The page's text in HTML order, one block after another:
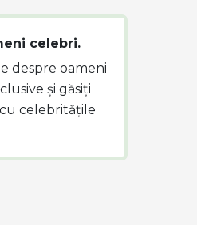
celebri.
despre oameni
și găsiți
celebritățile